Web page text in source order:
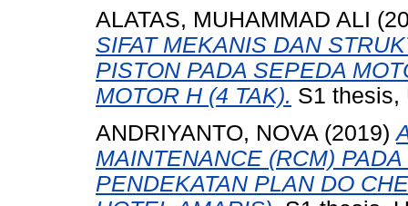
ALATAS, MUHAMMAD ALI
SIFAT MEKANIS DAN
PISTON PADA SEPEDA
MOTOR H (4 TAK). S1 thesis,
ANDRIYANTO, NOVA (2019)
MAINTENANCE (RCM)
PENDEKATAN PLAN DO